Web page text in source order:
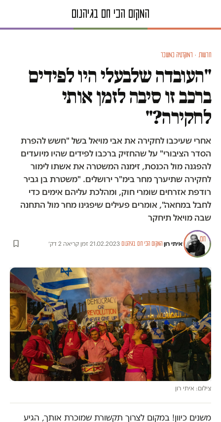
חדשות · דמוקרטיה במשבר
"העובדה שלבעלי היו לפידים
ברכב זו סיבה לזמן אותי
לחקירה?"
אחרי שעיכבו לחקירה את אבי מויאל בשל "חשש להפרת
הסדר הציבורי" על שהחזיק ברכבו לפידים שהיו מיועדים
להפגנה מול הכנסת, זימנה המשטרה את אשתו לימור
לחקירה שתיערך מחר בימ"ר ירושלים. "משטרת בן גביר
רודפת אזרחים שומרי חוק, ומהלכת עליהם אימים כדי
לחבל במחאה", אומרים פעילים שיפגינו מחר מול התחנה
שבה מויאל תיחקר
איתי רון·המקום הכי חם בגיהנום·
21.02.2023
·זמן קריאה 2 דק׳
צילום: איתי רון
משנים כיוון! במקום לצרוך תקשורת שמוכרת אותך, הגיע